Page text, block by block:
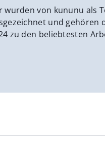
wurden von kununu als
und gehören
zu den beliebtesten